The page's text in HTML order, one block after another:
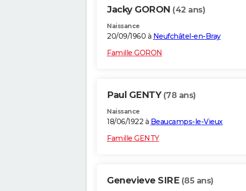
Jacky GORON (42 ans)
Naissance
20/09/1960 à Neufchâtel-en-Bray
Famille GORON
Paul GENTY (78 ans)
Naissance
18/06/1922 à Beaucamps-le-Vieux
Famille GENTY
Genevieve SIRE (85 ans)